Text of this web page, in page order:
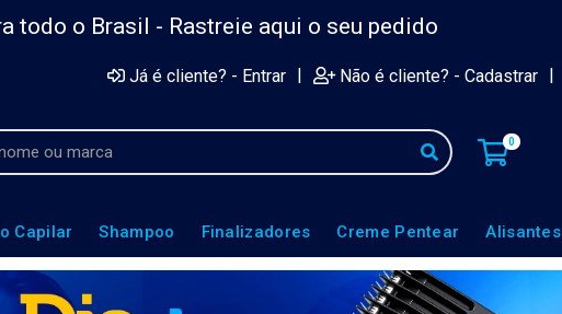
todo o Brasil - Rastreie aqui o seu pedido
Já é cliente? - Entrar | Não é cliente? - Cadastrar |
0
Capilar Shampoo Finalizadores Creme Pentear Alisantes